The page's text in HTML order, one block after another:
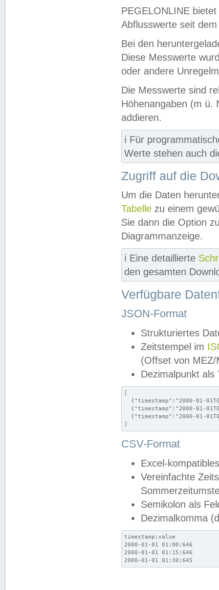
PEGELONLINE
Abflusswerte seit
Bei den
Diese Messwerte
oder andere
Die Messwerte sind
Höhenangaben (m ü.
addieren.
ℹ️ Für
Werte stehen auch
Zugriff auf die
Um die Daten
Tabelle zu einem
Sie dann die Option
Diagrammanzeige.
ℹ️ Eine detaillierte
den gesamten
Verfügbare
JSON-Format
Strukturiertes
Zeitstempel im
(Offset von MEZ/
Dezimalpunkt als
[
{"timestamp":"2000-01-
{"timestamp":"2000-01-
{"timestamp":"2000-01-
]
CSV-Format
Excel-
Vereinfachte
Semikolon als
Dezimalkomma
timestamp;value
2000-01-01 01:00;646
2000-01-01 01:15;646
2000-01-01 01:30;645